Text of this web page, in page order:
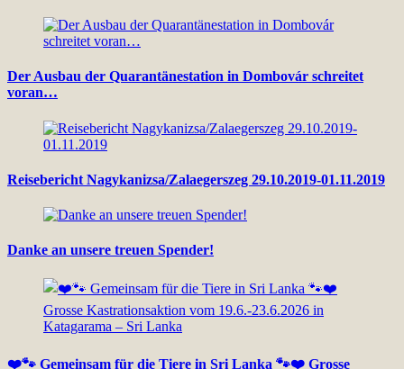
Der Ausbau der Quarantänestation in Dombovár schreitet
voran…
Reisebericht Nagykanizsa/Zalaegerszeg 29.10.2019-01.11.2019
Danke an unsere treuen Spender!
❤️🐾 Gemeinsam für die Tiere in Sri Lanka 🐾❤️ Grosse